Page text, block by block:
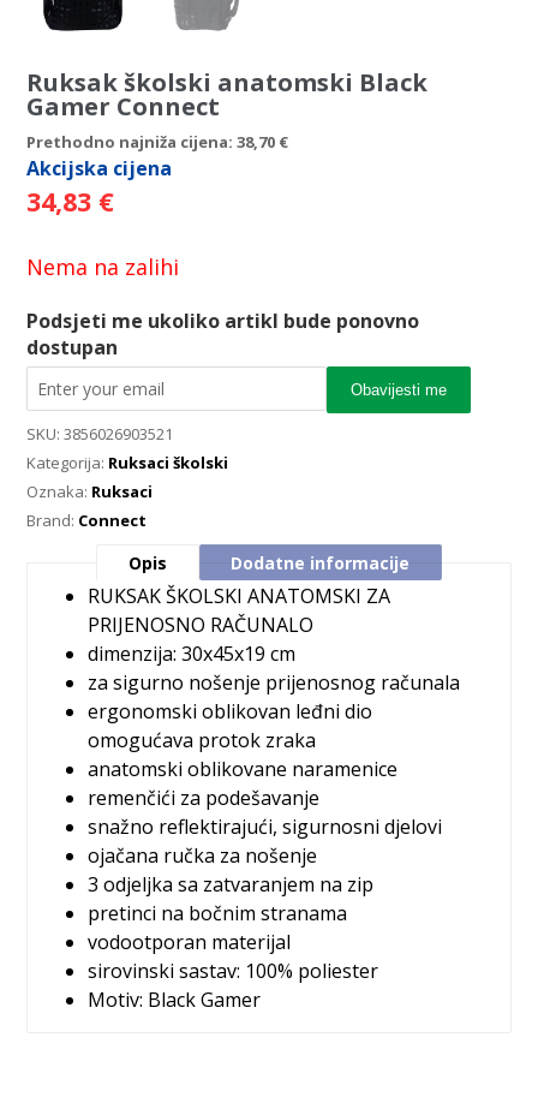
Ruksak školski anatomski Black
Gamer Connect
Prethodno najniža cijena:38,70 €
Akcijska cijena
34,83 €
Nema na zalihi
Podsjeti me ukoliko artikl bude ponovno
dostupan
Obavijesti me
SKU:3856026903521
Kategorija: Ruksaci školski
Oznaka: Ruksaci
Brand: Connect
Opis Dodatne informacije
RUKSAK ŠKOLSKI ANATOMSKI ZA
PRIJENOSNO RAČUNALO
dimenzija: 30x45x19 cm
za sigurno nošenje prijenosnog računala
ergonomski oblikovan leđni dio
omogućava protok zraka
anatomski oblikovane naramenice
remenčići za podešavanje
snažno reflektirajući, sigurnosni djelovi
ojačana ručka za nošenje
3 odjeljka sa zatvaranjem na zip
pretinci na bočnim stranama
vodootporan materijal
sirovinski sastav: 100% poliester
Motiv: Black Gamer